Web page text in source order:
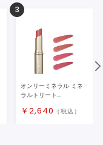
3
オンリーミネラル ミネ
ラルトリート...
￥ 2,640 （税込）